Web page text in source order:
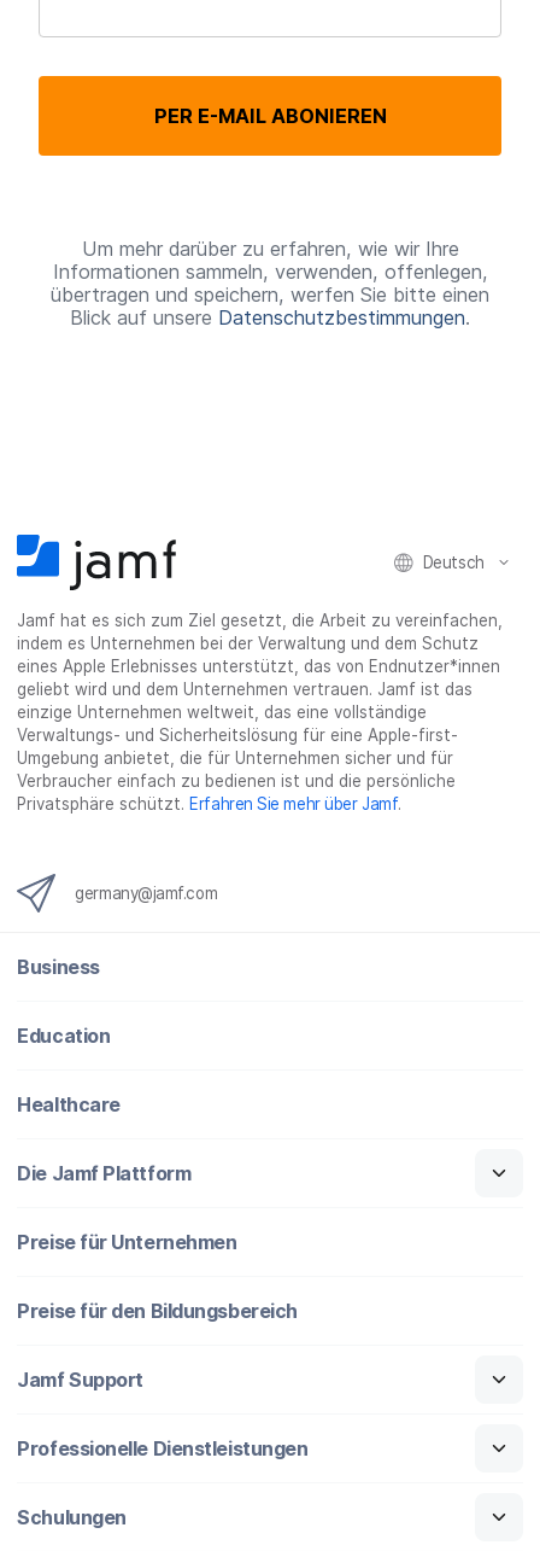
i
t
f
e
PER E-MAIL ABONIEREN
Um mehr darüber zu erfahren, wie wir Ihre
Informationen sammeln, verwenden, offenlegen,
übertragen und speichern, werfen Sie bitte einen
Blick auf unsere Datenschutzbestimmungen.
Deutsch
Jamf hat es sich zum Ziel gesetzt, die Arbeit zu vereinfachen,
indem es Unternehmen bei der Verwaltung und dem Schutz
eines Apple Erlebnisses unterstützt, das von Endnutzer*innen
geliebt wird und dem Unternehmen vertrauen. Jamf ist das
einzige Unternehmen weltweit, das eine vollständige
Verwaltungs- und Sicherheitslösung für eine Apple-first-
Umgebung anbietet, die für Unternehmen sicher und für
Verbraucher einfach zu bedienen ist und die persönliche
Privatsphäre schützt. Erfahren Sie mehr über Jamf.
germany@jamf.com
Business
Education
Healthcare
Die Jamf Plattform
Preise für Unternehmen
Preise für den Bildungsbereich
Jamf Support
Professionelle Dienstleistungen
Schulungen